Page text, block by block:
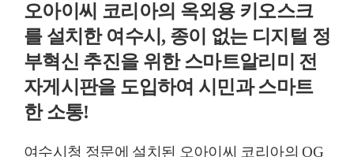
오아이씨 코리아의 옥외용 키오스크
를 설치한 여수시, 종이 없는 디지털 정
부혁신 추진을 위한 스마트알리미 전
자게시판을 도입하여 시민과 스마트
한 소통!
여수시청 정문에 설치된 오아이씨 코리아의 OG